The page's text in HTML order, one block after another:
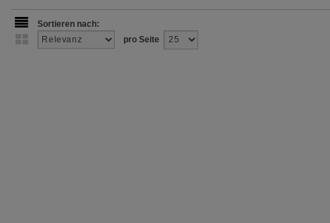
Sortieren nach:
pro Seite